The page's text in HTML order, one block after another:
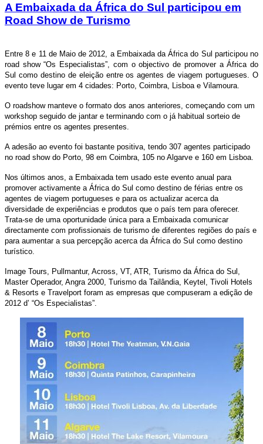
A Embaixada da África do Sul participou em
Road Show de Turismo
Entre 8 e 11 de Maio de 2012, a Embaixada da África do Sul participou no
road show “Os Especialistas”, com o objectivo de promover a África do
Sul como destino de eleição entre os agentes de viagem portugueses. O
evento teve lugar em 4 cidades: Porto, Coimbra, Lisboa e Vilamoura.
O roadshow manteve o formato dos anos anteriores, começando com um
workshop seguido de jantar e terminando com o já habitual sorteio de
prémios entre os agentes presentes.
A adesão ao evento foi bastante positiva, tendo 307 agentes participado
no road show do Porto, 98 em Coimbra, 105 no Algarve e 160 em Lisboa.
Nos últimos anos, a Embaixada tem usado este evento anual para
promover activamente a África do Sul como destino de férias entre os
agentes de viagem portugueses e para os actualizar acerca da
diversidade de experiências e produtos que o país tem para oferecer.
Trata-se de uma oportunidade única para a Embaixada comunicar
directamente com profissionais de turismo de diferentes regiões do país e
para aumentar a sua percepção acerca da África do Sul como destino
turístico.
Image Tours, Pullmantur, Across, VT, ATR, Turismo da África do Sul,
Master Operador, Angra 2000, Turismo da Tailândia, Keytel, Tivoli Hotels
& Resorts e Travelport foram as empresas que compuseram a edição de
2012 d’ “Os Especialistas”.